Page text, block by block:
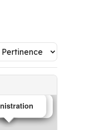
de thé café